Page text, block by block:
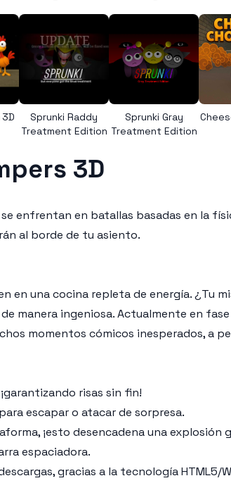
Sprunki Raddy
Treatment Edition
Sprunki Gray
Treatment Edition
3D
enfrentan en batallas basadas en la
al borde de tu asiento.
en una cocina repleta de energía. ¿Tu
manera ingeniosa. Actualmente en
momentos cómicos inesperados, a
risas sin fin!
escapar o atacar de sorpresa.
¡esto desencadena una explosión
espaciadora.
gracias a la tecnología HTML5/